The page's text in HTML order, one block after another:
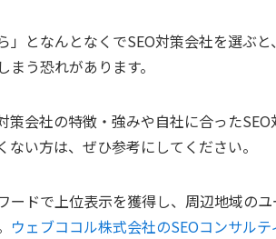
」となんとなくでSEO対策会社を選ぶ
う恐れがあります。
策会社の特徴・強みや自社に合った
い方は、ぜひ参考にしてください。
ードで上位表示を獲得し、周辺地域の
ウェブココル株式会社のSEOコンサルテ